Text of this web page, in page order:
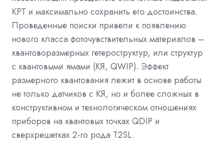
КРТ и максимально сохранить его достоинства.
Проведенные поиски привели к появлению
нового класса фоточувствительных материалов –
квантоворазмерных гетероструктур, или структур
с квантовыми ямами (КЯ, QWIP). Эффект
размерного квантования лежит в основе работы
не только датчиков с КЯ, но и более сложных в
конструктивном и технологическом отношениях
приборов на квантовых точках QDIP и
сверхрешетках 2-го рода T2SL.